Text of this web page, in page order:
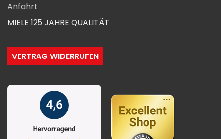
Anfahrt
MIELE 125 JAHRE QUALITÄT
VERTRAG WIDERRUFEN